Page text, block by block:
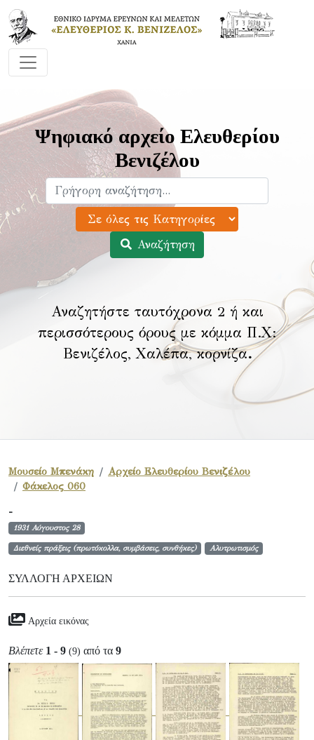
Ψηφιακό αρχείο Ελευθερίου
Βενιζέλου
Αναζήτηση
Αναζητήστε ταυτόχρονα 2 ή και
περισσότερους όρους με κόμμα Π.Χ:
Βενιζέλος, Χαλέπα, κορνίζα.
Μουσείο Μπενάκη
Αρχείο Ελευθερίου Βενιζέλου
Φάκελος 060
-
1931 Αύγουστος 28
Διεθνείς πράξεις (πρωτόκολλα, συμβάσεις, συνθήκες) Αλυτρωτισμός
ΣΥΛΛΟΓΉ ΑΡΧΕΊΩΝ
Αρχεία εικόνας
Βλέπετε 1 - 9 (9) από τα 9